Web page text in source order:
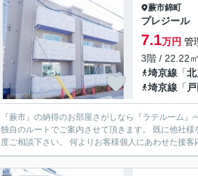
蕨市錦町
プレジール
7.1万円 管
3階 / 22.22
埼京線 「北
埼京線 「
『蕨市』の納得のお部屋さがしなら『ラテルーム
独自のルートでご案内させて頂きます。 既に他社
度ご相談下さい。 何よりお客様個人に